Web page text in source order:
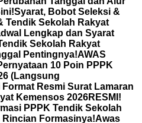
Syarat, Bobot Seleksi &
Tendik Sekolah Rakyat
Lengkap dan Syarat
Sekolah Rakyat
Pentingnya!AWAS
10 Poin PPPK
(Langsung
Format Resmi Surat Lamaran
Kemensos 2026RESMI!
PPPK Tendik Sekolah
Rincian Formasinya!Awas